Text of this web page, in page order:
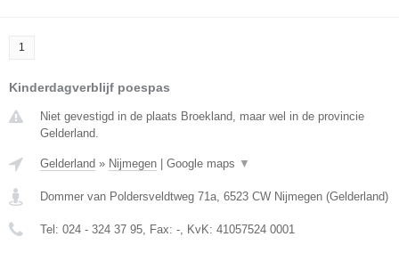
1
Kinderdagverblijf poespas
Niet gevestigd in de plaats Broekland, maar wel in de provincie
Gelderland.
Gelderland » Nijmegen Google maps ▼
Dommer van Poldersveldtweg 71a, 6523 CW Nijmegen (Gelderland)
Tel: 024 - 324 37 95, Fax: -, KvK: 41057524 0001